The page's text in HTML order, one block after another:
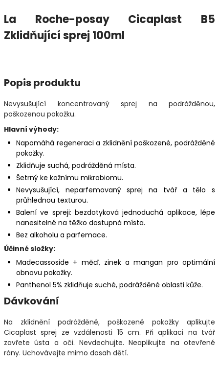
La Roche-posay Cicaplast B5
Zklidňující sprej 100ml
Popis produktu
Nevysušující koncentrovaný sprej na podrážděnou,
poškozenou pokožku.
Hlavní výhody:
Napomáhá regeneraci a zklidnění poškozené, podrážděné
pokožky.
Zklidňuje suchá, podrážděná místa.
Šetrný ke kožnímu mikrobiomu.
Nevysušující, neparfemovaný sprej na tvář a tělo s
průhlednou texturou.
Balení ve spreji: bezdotyková jednoduchá aplikace, lépe
nanesitelné na těžko dostupná místa.
Bez alkoholu a parfemace.
Účinné složky:
Madecassoside + měď, zinek a mangan pro optimální
obnovu pokožky.
Panthenol 5% zklidňuje suché, podrážděné oblasti kůže.
Dávkování
Na zklidnění podrážděné, poškozené pokožky aplikujte
Cicaplast sprej ze vzdálenosti 15 cm. Při aplikaci na tvář
zavřete ústa a oči. Nevdechujte. Neaplikujte na otevřené
rány. Uchovávejte mimo dosah dětí.